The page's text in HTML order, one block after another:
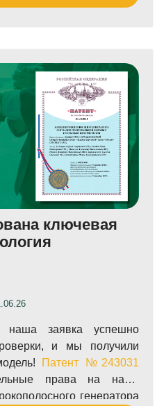
ключевая
наша заявка успешно
и мы получили
Патент №243031
права на нашу
генератора